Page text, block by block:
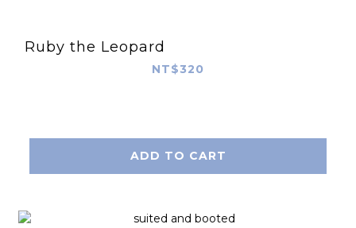
Ruby the Leopard
NT$320
ADD TO CART